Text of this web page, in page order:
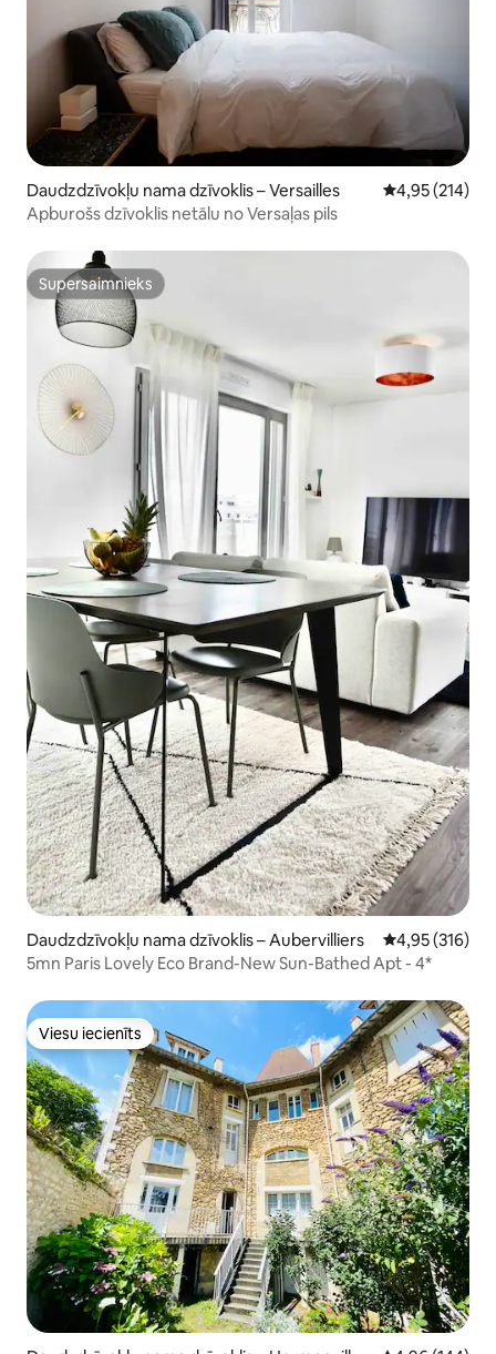
Daudzdzīvokļu nama dzīvoklis – Versailles Vidējais
4,95 (214)
Apburošs dzīvoklis netālu no Versaļas pils
Supersaimnieks
Supersaimnieks
Daudzdzīvokļu nama dzīvoklis – Aubervilliers Vidējais
4,95 (316)
5mn Paris Lovely Eco Brand-New Sun-Bathed Apt - 4*
Viesu iecienīts
Viesu iecienīts